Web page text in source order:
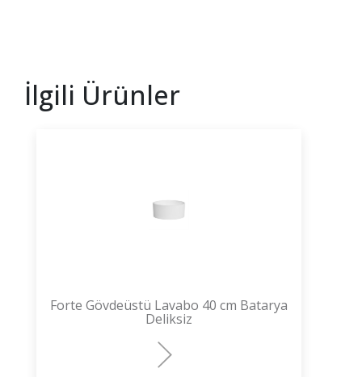
İlgili Ürünler
Forte Gövdeüstü Lavabo 40 cm Batarya
Deliksiz